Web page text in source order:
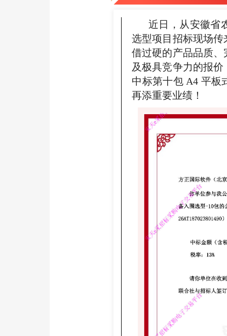
近日，从安徽省
选型项目招标现场
借过硬的产品品质
及极具竞争力的报
中标第十包 A4 平板
再添重要业绩！